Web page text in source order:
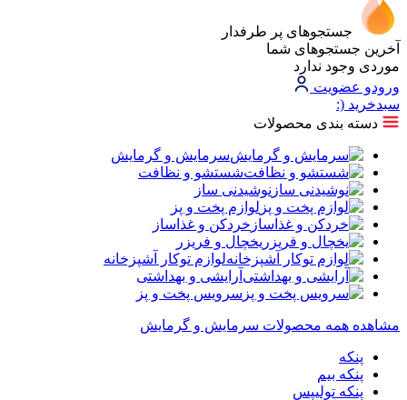
جستجوهای پر طرفدار
آخرین جستجوهای شما
موردی وجود ندارد
ورودو عضویت
سبد‌خرید (:
دسته بندی محصولات
سرمایش و گرمایش
شستشو و نظافت
نوشیدنی ساز
لوازم پخت و پز
خردکن و غذاساز
یخچال و فریزر
لوازم توکار آشپزخانه
آرایشی و بهداشتی
سرویس پخت و پز
مشاهده همه محصولات سرمایش و گرمایش
پنکه
پنکه بیم
پنکه تولیپس